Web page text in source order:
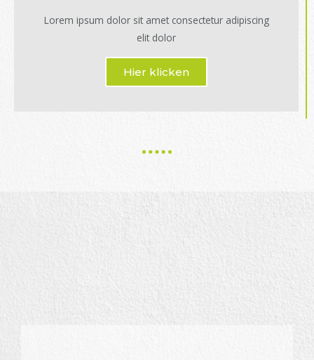
Lorem ipsum dolor sit amet consectetur adipiscing
elit dolor
Hier klicken